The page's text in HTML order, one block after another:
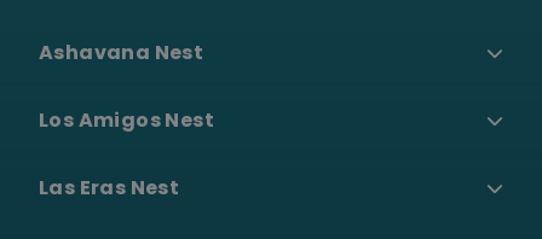
Ashavana Nest
Los Amigos Nest
Las Eras Nest